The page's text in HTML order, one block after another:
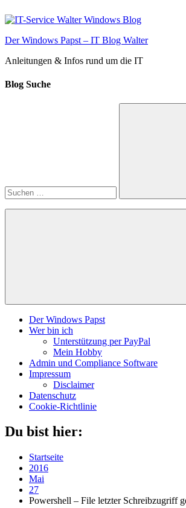
Inhalt
Der Windows Papst – IT Blog Walter
Anleitungen & Infos rund um die IT
Blog Suche
Der Windows Papst
Wer bin ich
Unterstützung per PayPal
Mein Hobby
Admin und Compliance Software
Impressum
Disclaimer
Datenschutz
Cookie-Richtlinie
Du bist hier:
Startseite
2016
Mai
27
Powershell – File letzter Schreibzugriff